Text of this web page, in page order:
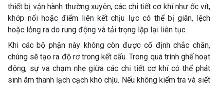
thiết bị vận hành thường xuyên, các chi tiết cơ khí như ốc vít,
khớp nối hoặc điểm liên kết chịu lực có thể bị giãn, lệch
hoặc lỏng ra do rung động và tải trọng lặp lại liên tục.
Khi các bộ phận này không còn được cố định chắc chắn,
chúng sẽ tạo ra độ rơ trong kết cấu. Trong quá trình ghế hoạt
động, sự va chạm nhẹ giữa các chi tiết cơ khí có thể phát
sinh âm thanh lạch cạch khó chịu. Nếu không kiểm tra và siết